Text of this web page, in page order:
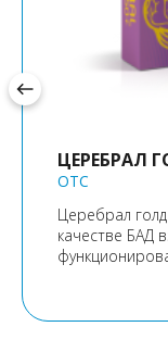
ЦЕРЕБРАЛ
OTC
Церебрал
качестве БАД
west